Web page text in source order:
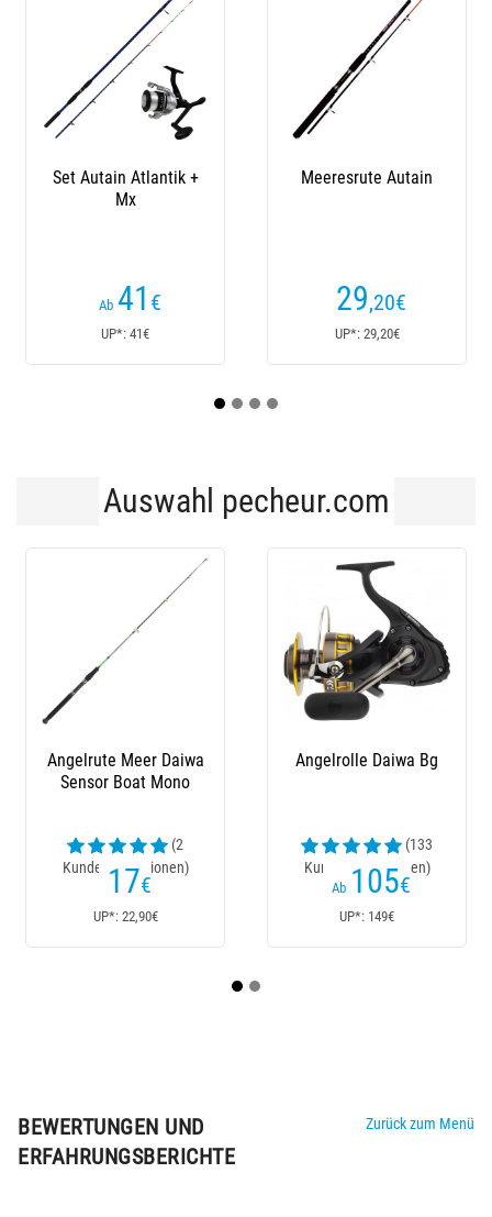
Meeresrute Autain
,20€
UP*: 29,20€
Rute K-One 3003 Iso
€
UP*: 249,90€
Auswahl pecheur.com
Angelrolle Daiwa Bg
(133
Kundenrezensionen)
105€
UP*: 149€
Angelrolle Shimano
(13
Kundenrezensionen)
739€
BEWERTUNGEN UND
ERFAHRUNGSBERICHTE
Zurück zum Menü